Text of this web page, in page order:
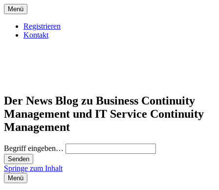
Menü
Registrieren
Kontakt
Der News Blog zu Business Continuity
Management und IT Service Continuity
Management
Begriff eingeben…
Springe zum Inhalt
Menü